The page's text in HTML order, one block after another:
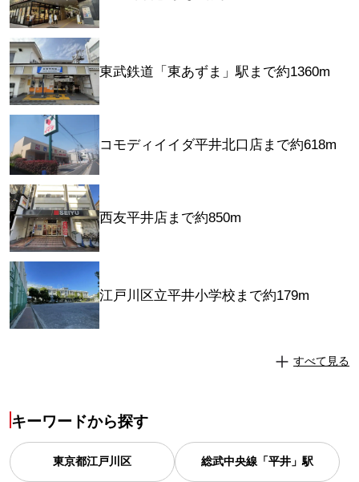
東武鉄道「東あずま」駅まで約1360m
コモディイイダ平井北口店まで約618m
西友平井店まで約850m
江戸川区立平井小学校まで約179m
すべて見る
キーワードから探す
東京都江戸川区 総武中央線「平井」駅